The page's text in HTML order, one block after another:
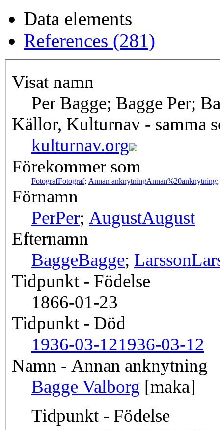
Data elements
References (281)
Visat namn
Per Bagge; Bagge Per;
Källor, Kulturnav - samma
kulturnav.org
Förekommer som
FotografFotograf; Annan anknytningAnnan%20anknytning;
Förnamn
PerPer; AugustAugust
Efternamn
BaggeBagge; Larsson
Tidpunkt - Födelse
1866-01-23
Tidpunkt - Död
1936-03-121936-03-12
Namn - Annan anknytning
Bagge Valborg [maka]
Tidpunkt - Födelse